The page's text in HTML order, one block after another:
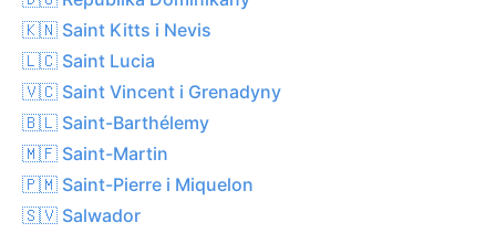
🇰🇳 Saint Kitts i Nevis
🇱🇨 Saint Lucia
🇻🇨 Saint Vincent i Grenadyny
🇧🇱 Saint-Barthélemy
🇲🇫 Saint-Martin
🇵🇲 Saint-Pierre i Miquelon
🇸🇻 Salwador